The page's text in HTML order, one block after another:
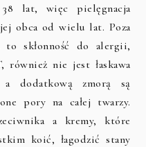
lat, więc pielęgnacja
obca od wielu lat. Poza
skłonność do alergii,
również nie jest łaskawa
a dodatkową zmorą są
pory na całej twarzy.
a kremy, które
koić, łagodzić stany